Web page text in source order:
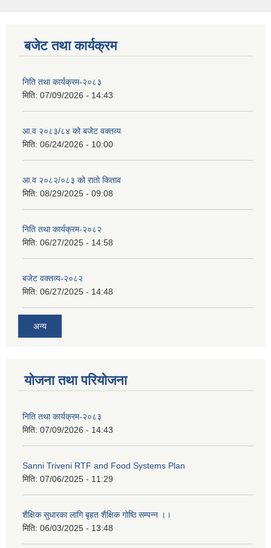
बजेट तथा कार्यक्रम
निति तथा कार्यक्रम-२०८३
मिति: 07/09/2026 - 14:43
आ.व २०८३/८४ को बजेट वक्तव्य
मिति: 06/24/2026 - 10:00
आ.व २०८२/०८३ को रातो किताव
मिति: 08/29/2025 - 09:08
निति तथा कार्यक्रम-२०८२
मिति: 06/27/2025 - 14:58
बजेट वक्तव्य-२०८२
मिति: 06/27/2025 - 14:48
अन्य
योजना तथा परियोजना
निति तथा कार्यक्रम-२०८३
मिति: 07/09/2026 - 14:43
Sanni Triveni RTF and Food Systems Plan
मिति: 07/06/2025 - 11:29
शैक्षिक सुधारका लागि बृहत शैक्षिक गोष्ठि सम्पन्न ।।
मिति: 06/03/2025 - 13:48